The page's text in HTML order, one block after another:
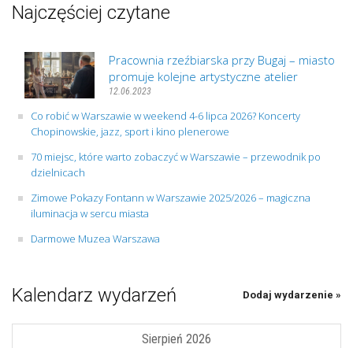
Najczęściej czytane
Pracownia rzeźbiarska przy Bugaj – miasto
promuje kolejne artystyczne atelier
12.06.2023
Co robić w Warszawie w weekend 4-6 lipca 2026? Koncerty
Chopinowskie, jazz, sport i kino plenerowe
70 miejsc, które warto zobaczyć w Warszawie – przewodnik po
dzielnicach
Zimowe Pokazy Fontann w Warszawie 2025/2026 – magiczna
iluminacja w sercu miasta
Darmowe Muzea Warszawa
Kalendarz wydarzeń Dodaj wydarzenie »
Sierpień 2026